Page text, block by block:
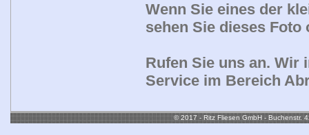
Wenn Sie eines der
sehen Sie dieses
Rufen Sie uns an. Wir
Service im Bereich
© 2017 - Ritz Fliesen GmbH - Buchenstr.